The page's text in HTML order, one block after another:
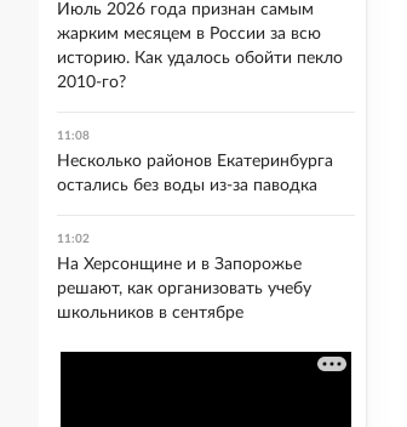
Июль 2026 года признан самым
жарким месяцем в России за всю
историю. Как удалось обойти пекло
2010-го?
11:08
Несколько районов Екатеринбурга
остались без воды из-за паводка
11:02
На Херсонщине и в Запорожье
решают, как организовать учебу
школьников в сентябре